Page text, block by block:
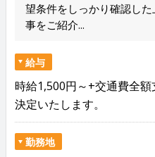
望条件をしっかり確認し
事をご紹介...
給与
時給1,500円～+交通費全
決定いたします。
勤務地